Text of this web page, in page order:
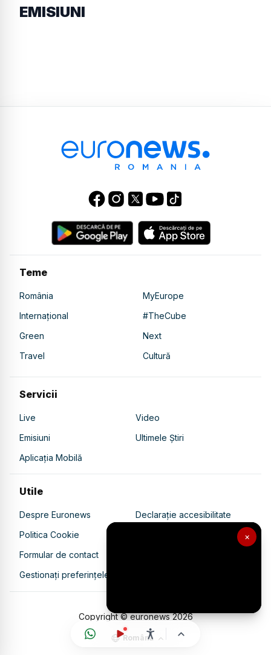
×
EMISIUNI
Teme
România
MyEurope
Internațional
#TheCube
Green
Next
Travel
Cultură
Servicii
Live
Video
Emisiuni
Ultimele Știri
Aplicația Mobilă
Utile
Despre Euronews
Declarație accesibilitate
Politica Cookie
Politica de confidențialitate
Formular de contact
Gestionați preferințele
Copyright © euronews2026
Română